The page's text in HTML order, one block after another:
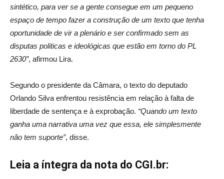
sintético, para ver se a gente consegue em um pequeno
espaço de tempo fazer a construção de um texto que tenha
oportunidade de vir a plenário e ser confirmado sem as
disputas politicas e ideológicas que estão em torno do PL
2630”, afirmou Lira.
Segundo o presidente da Câmara, o texto do deputado
Orlando Silva enfrentou resistência em relação à falta de
liberdade de sentença e à exprobação. “Quando um texto
ganha uma narrativa uma vez que essa, ele simplesmente
não tem suporte”, disse.
Leia a íntegra da nota do CGI.br: